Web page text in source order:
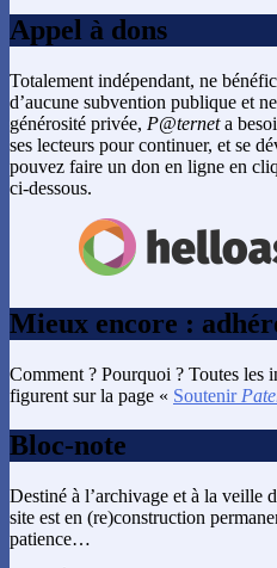
Appel à dons
Totalement indépendant, ne
d’aucune subvention publique et
générosité privée, P@terneta
ses lecteurs pour continuer, et se
pouvez faire un don en ligne en
ci-dessous.
Mieux encore :
Comment ? Pourquoi ? Toutes les
figurent sur la page « Soutenir
Bloc-note
Destiné à l’archivage et à la veille
site est en (re)construction
patience…